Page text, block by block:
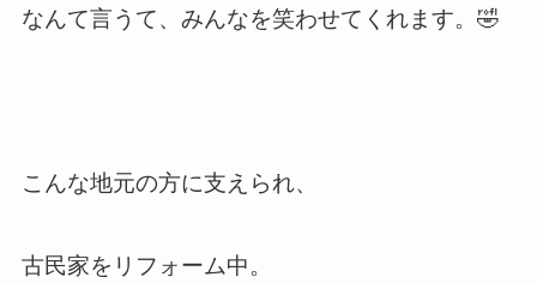
なんて言うて、みんなを笑わせてくれます。🤣
こんな地元の方に支えられ、
古民家をリフォーム中。